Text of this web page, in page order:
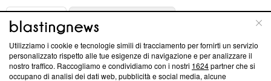
ABOUT
Questa sezione offre informazioni trasparenti su Blasting
News, sui nostri processi editoriali e su come ci impegniamo a
Utilizziamo i cookie e tecnologie simili di tracciamento per fornirti un servizio
personalizzato rispetto alle tue esigenze di navigazione e per analizzare il
nostro traffico. Raccogliamo e condividiamo con i nostri 1624partner che si
occupano di analisi dei dati web, pubblicità e social media, alcune